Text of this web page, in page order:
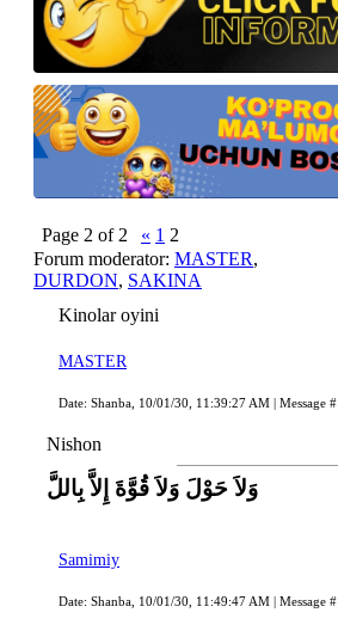
Page 2 of 2 « 1 2
Forum moderator: MASTER,
DURDON, SAKINA
Kinolar oyini
MASTER
Date: Shanba, 10/01/30, 11:39:27 AM | Message #
Nishon
وَلاَ حَوْلَ وَلاَ قُوَّةَ إِلاَّ بِاللَّ
Samimiy
Date: Shanba, 10/01/30, 11:49:47 AM | Message #